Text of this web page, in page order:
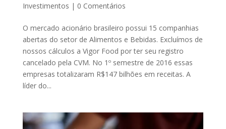
Investimentos | 0 Comentários
O mercado acionário brasileiro possui 15 companhias
abertas do setor de Alimentos e Bebidas. Excluímos de
nossos cálculos a Vigor Food por ter seu registro
cancelado pela CVM. No 1º semestre de 2016 essas
empresas totalizaram R$147 bilhões em receitas. A
líder do...